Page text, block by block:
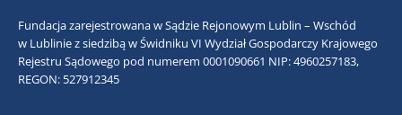
Fundacja zarejestrowana w Sądzie Rejonowym Lublin – Wschód
w Lublinie z siedzibą w Świdniku VI Wydział Gospodarczy Krajowego
Rejestru Sądowego pod numerem 0001090661 NIP: 4960257183,
REGON: 527912345